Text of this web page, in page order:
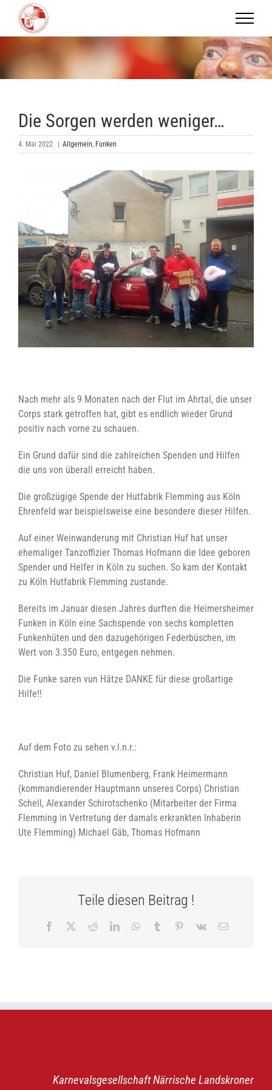
Inhalt
springen
Die Sorgen werden weniger…
4. Mai 2022 Allgemein, Funken
Nach mehr als 9 Monaten nach der Flut im Ahrtal, die unser
Corps stark getroffen hat, gibt es endlich wieder Grund
positiv nach vorne zu schauen.
Ein Grund dafür sind die zahlreichen Spenden und Hilfen
die uns von überall erreicht haben.
Die großzügige Spende der Hutfabrik Flemming aus Köln
Ehrenfeld war beispielsweise eine besondere dieser Hilfen.
Auf einer Weinwanderung mit Christian Huf hat unser
ehemaliger Tanzoffizier Thomas Hofmann die Idee geboren
Spender und Helfer in Köln zu suchen. So kam der Kontakt
zu Köln Hutfabrik Flemming zustande.
Bereits im Januar diesen Jahres durften die Heimersheimer
Funken in Köln eine Sachspende von sechs kompletten
Funkenhüten und den dazugehörigen Federbüschen, im
Wert von 3.350 Euro, entgegen nehmen.
Die Funke saren vun Hätze DANKE für diese großartige
Hilfe!!
Auf dem Foto zu sehen v.l.n.r.:
Christian Huf, Daniel Blumenberg, Frank Heimermann
(kommandierender Hauptmann unseres Corps) Christian
Schell, Alexander Schirotschenko (Mitarbeiter der Firma
Flemming in Vertretung der damals erkrankten Inhaberin
Ute Flemming) Michael Gäb, Thomas Hofmann
Teile diesen Beitrag !
Facebook RedditLinkedInWhatsApp
Tumblr Pinterest
Vk
E-
Karnevalsgesellschaft Närrische Landskroner